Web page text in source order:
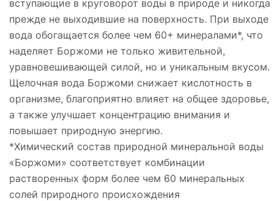
вступающие в круговорот воды в природе и никогда
прежде не выходившие на поверхность. При выходе
вода обогащается более чем 60+ минералами*, что
наделяет Боржоми не только живительной,
уравновешивающей силой, но и уникальным вкусом.
Щелочная вода Боржоми снижает кислотность в
организме, благоприятно влияет на общее здоровье,
а также улучшает концентрацию внимания и
повышает природную энергию.
*Химический состав природной минеральной воды
«Боржоми» соответствует комбинации
растворенных форм более чем 60 минеральных
солей природного происхождения